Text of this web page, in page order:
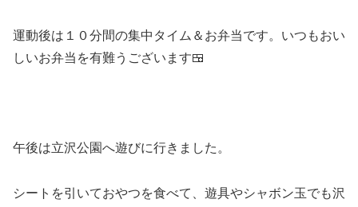
運動後は１０分間の集中タイム＆お弁当です。いつもおい
しいお弁当を有難うございます🍱
午後は立沢公園へ遊びに行きました。
シートを引いておやつを食べて、遊具やシャボン玉でも沢